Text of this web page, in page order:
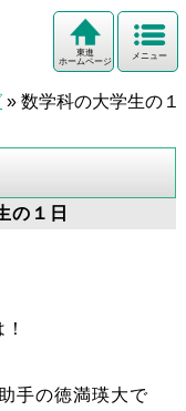
メニュー
東進
ホームページ
» 数学科の大学生の１
の１日
手の徳満瑛大で